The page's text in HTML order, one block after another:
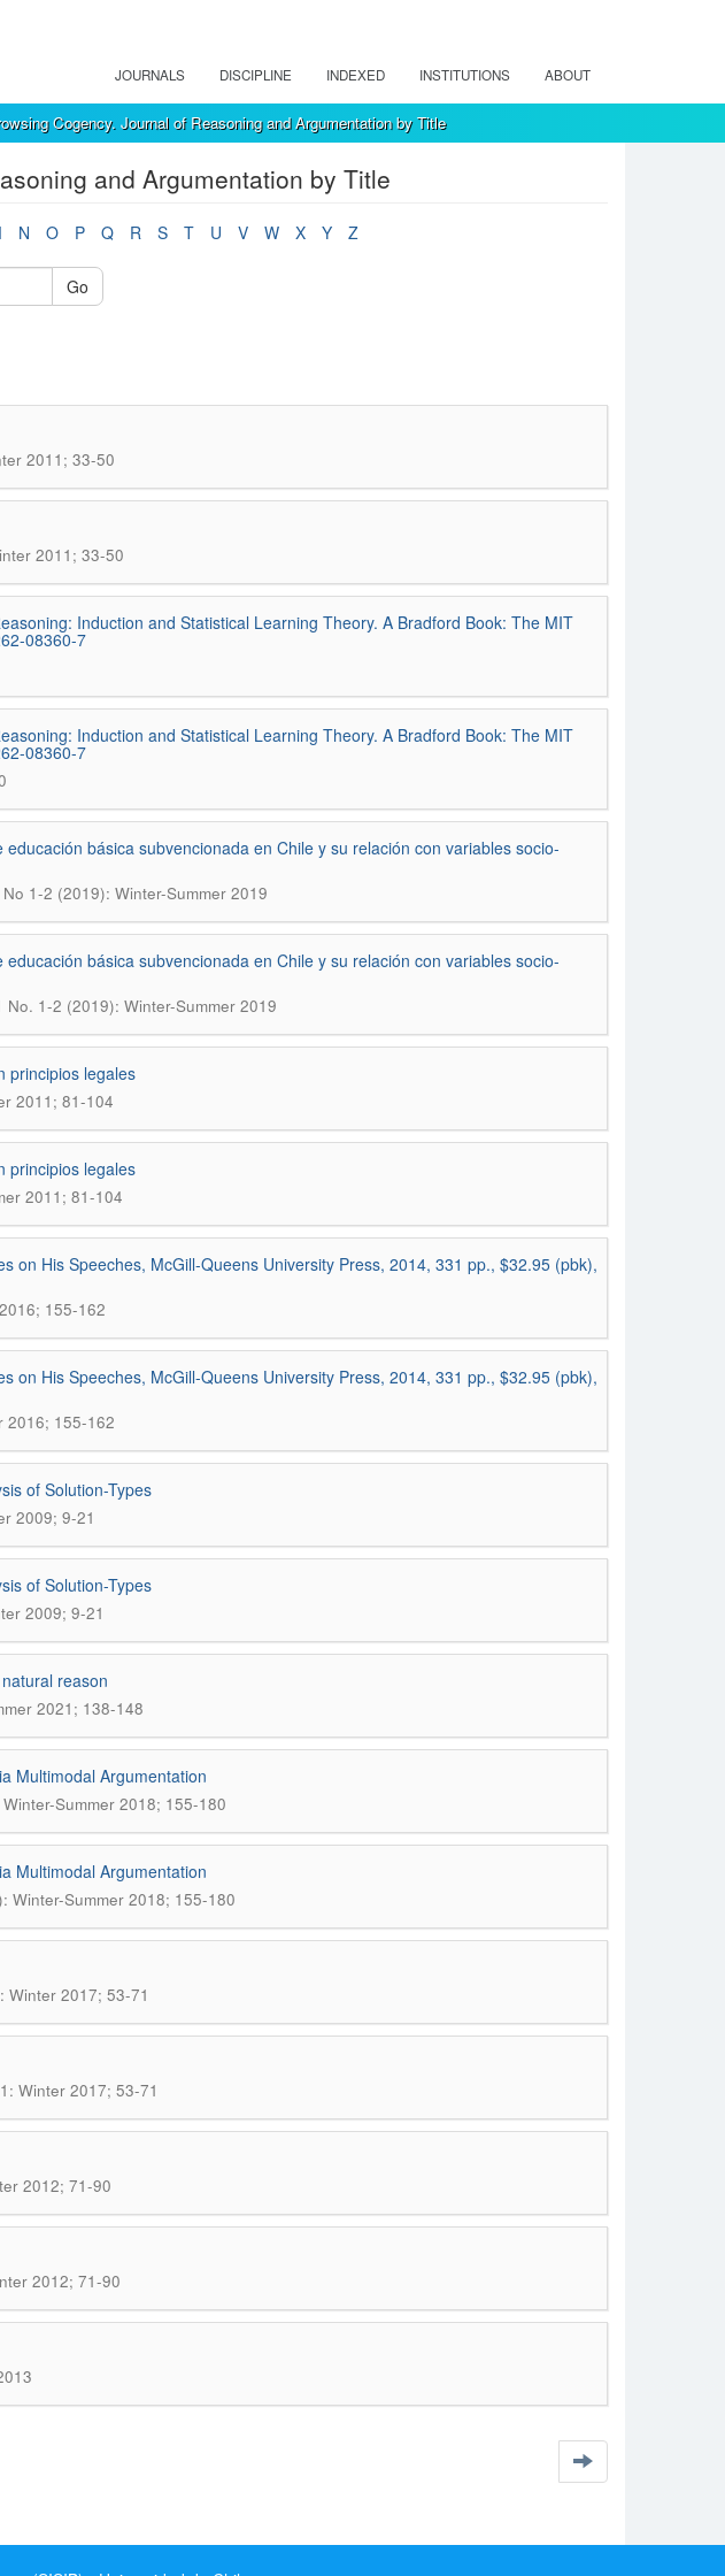
JOURNALS DISCIPLINE INDEXED INSTITUTIONS ABOUT
Cogency. Journal of Reasoning and Argumentation by Title
and Argumentation by Title
N O P Q R S T U V W X Y Z
Go
2011; 33-50
2011; 33-50
Induction and Statistical Learning Theory. A Bradford Book: The MIT
08360-7
Induction and Statistical Learning Theory. A Bradford Book: The MIT
08360-7
básica subvencionada en Chile y su relación con variables socio-
1-2 (2019): Winter-Summer 2019
básica subvencionada en Chile y su relación con variables socio-
No. 1-2 (2019): Winter-Summer 2019
principios legales
2011; 81-104
principios legales
2011; 81-104
on His Speeches, McGill-Queens University Press, 2014, 331 pp., $32.95 (pbk),
155-162
on His Speeches, McGill-Queens University Press, 2014, 331 pp., $32.95 (pbk),
2016; 155-162
of Solution-Types
2009; 9-21
of Solution-Types
2009; 9-21
reason
2021; 138-148
Multimodal Argumentation
Summer 2018; 155-180
Multimodal Argumentation
Winter-Summer 2018; 155-180
Winter 2017; 53-71
Winter 2017; 53-71
2012; 71-90
2012; 71-90